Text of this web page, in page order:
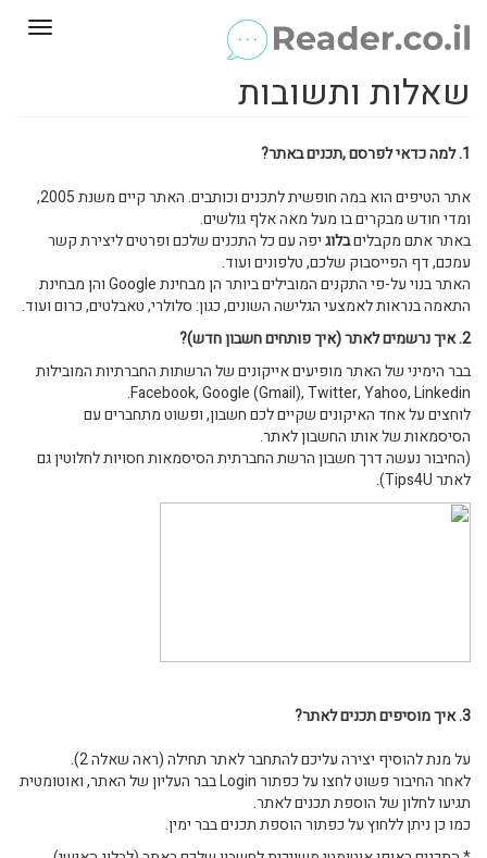
שאלות ותשובות
1. למה כדאי לפרסם ,תכנים באתר?
אתר הטיפים הוא במה חופשית לתכנים וכותבים. האתר קיים משנת 2005,
ומדי חודש מבקרים בו מעל מאה אלף גולשים.
באתר אתם מקבליםבלוגיפה עם כל התכנים שלכם ופרטים ליצירת קשר
עמכם, דף הפייסבוק שלכם, טלפונים ועוד.
האתר בנוי על-פי התקנים המובילים ביותר הן מבחינת Google והן מבחינת
התאמה בנראות לאמצעי הגלישה השונים, כגון: סלולרי, טאבלטים, כרום ועוד.
2. איך נרשמים לאתר (איך פותחים חשבון חדש)?
בבר הימיני של האתר מופיעים אייקונים של הרשתות החברתיות המובילות
Facebook, Google (Gmail), Twitter, Yahoo, Linkedin.
לוחצים על אחד האיקונים שקיים לכם חשבון, ופשוט מתחברים עם
הסיסמאות של אותו החשבון לאתר.
(החיבור נעשה דרך חשבון הרשת החברתית הסיסמאות חסויות לחלוטין גם
לאתר Tips4U).
3. איך מוסיפים תכנים לאתר?
על מנת להוסיף יצירה עליכם להתחבר לאתר תחילה (ראה שאלה 2).
לאחר החיבור פשוט לחצו על כפתור Login בבר העליון של האתר, ואוטומטית
תגיעו לחלון של הוספת תכנים לאתר.
כמו כן ניתן ללחוץ על כפתור הוספת תכנים בבר ימין.